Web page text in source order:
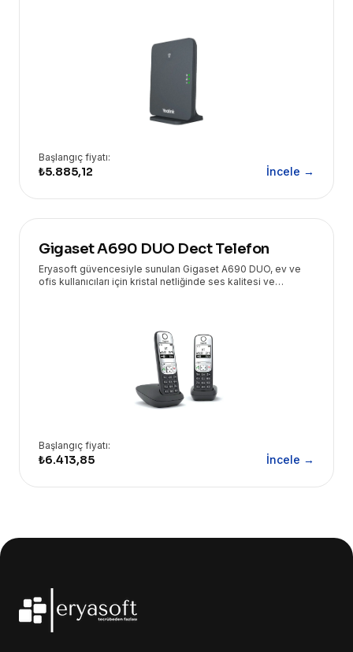
Başlangıç fiyatı:
₺5.885,12 İncele →
Gigaset A690 DUO Dect Telefon
Eryasoft güvencesiyle sunulan Gigaset A690 DUO, ev ve
ofis kullanıcıları için kristal netliğinde ses kalitesi ve
Başlangıç fiyatı:
₺6.413,85 İncele →